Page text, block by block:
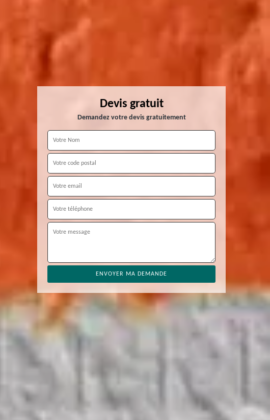
Devis gratuit
Demandez votre devis gratuitement